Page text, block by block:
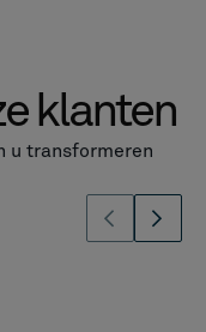
klanten
u transformeren